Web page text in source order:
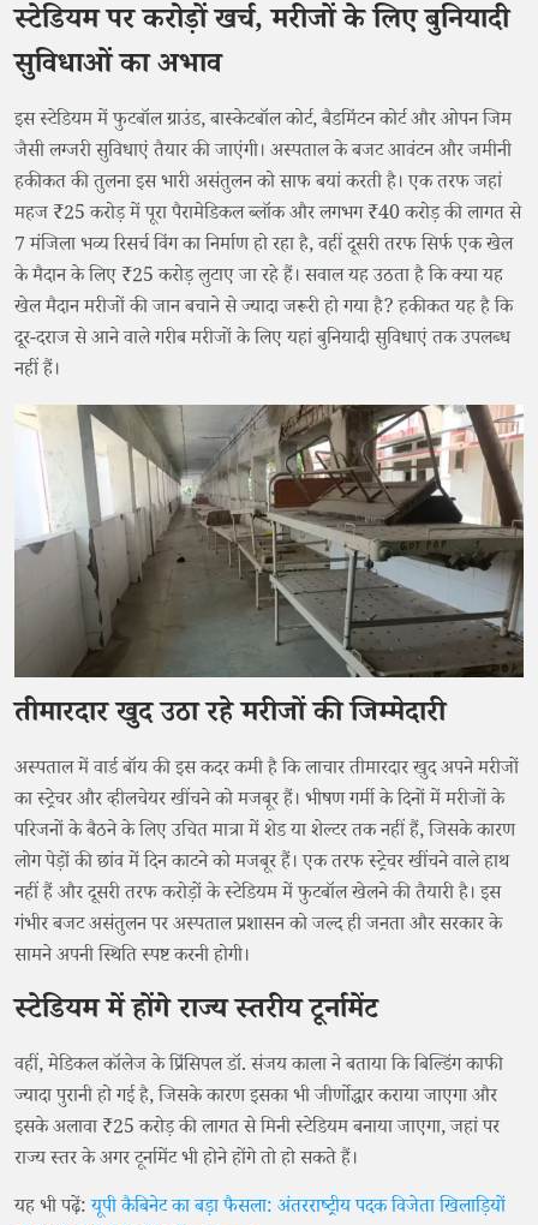
स्टेडियम पर करोड़ों खर्च, मरीजों के लिए बुनियादी
सुविधाओं का अभाव
इस स्टेडियम में फुटबॉल ग्राउंड, बास्केटबॉल कोर्ट, बैडमिंटन कोर्ट और ओपन जिम
जैसी लग्जरी सुविधाएं तैयार की जाएंगी। अस्पताल के बजट आवंटन और जमीनी
हकीकत की तुलना इस भारी असंतुलन को साफ बयां करती है। एक तरफ जहां
महज ₹25 करोड़ में पूरा पैरामेडिकल ब्लॉक और लगभग ₹40 करोड़ की लागत से
7 मंजिला भव्य रिसर्च विंग का निर्माण हो रहा है, वहीं दूसरी तरफ सिर्फ एक खेल
के मैदान के लिए ₹25 करोड़ लुटाए जा रहे हैं। सवाल यह उठता है कि क्या यह
खेल मैदान मरीजों की जान बचाने से ज्यादा जरूरी हो गया है? हकीकत यह है कि
दूर-दराज से आने वाले गरीब मरीजों के लिए यहां बुनियादी सुविधाएं तक उपलब्ध
नहीं हैं।
तीमारदार खुद उठा रहे मरीजों की जिम्मेदारी
अस्पताल में वार्ड बॉय की इस कदर कमी है कि लाचार तीमारदार खुद अपने मरीजों
का स्ट्रेचर और व्हीलचेयर खींचने को मजबूर हैं। भीषण गर्मी के दिनों में मरीजों के
परिजनों के बैठने के लिए उचित मात्रा में शेड या शेल्टर तक नहीं हैं, जिसके कारण
लोग पेड़ों की छांव में दिन काटने को मजबूर हैं। एक तरफ स्ट्रेचर खींचने वाले हाथ
नहीं हैं और दूसरी तरफ करोड़ों के स्टेडियम में फुटबॉल खेलने की तैयारी है। इस
गंभीर बजट असंतुलन पर अस्पताल प्रशासन को जल्द ही जनता और सरकार के
सामने अपनी स्थिति स्पष्ट करनी होगी।
स्टेडियम में होंगे राज्य स्तरीय टूर्नामेंट
वहीं, मेडिकल कॉलेज के प्रिंसिपल डॉ. संजय काला ने बताया कि बिल्डिंग काफी
ज्यादा पुरानी हो गई है, जिसके कारण इसका भी जीर्णोद्धार कराया जाएगा और
इसके अलावा ₹25 करोड़ की लागत से मिनी स्टेडियम बनाया जाएगा, जहां पर
राज्य स्तर के अगर टूर्नामेंट भी होने होंगे तो हो सकते हैं।
यह भी पढ़ें:यूपी कैबिनेट का बड़ा फैसला: अंतरराष्ट्रीय पदक विजेता खिलाड़ियों